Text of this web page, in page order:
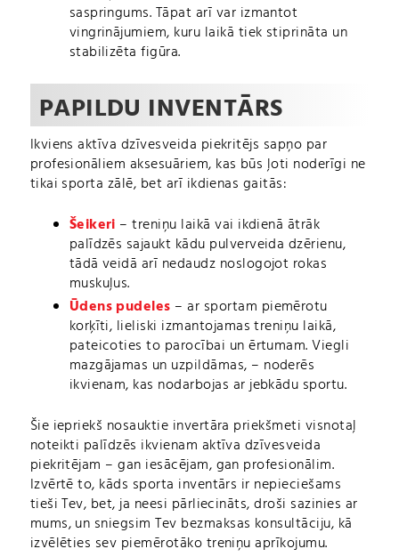
saspringums. Tāpat arī var izmantot
vingrinājumiem, kuru laikā tiek stiprināta un
stabilizēta figūra.
PAPILDU INVENTĀRS
Ikviens aktīva dzīvesveida piekritējs sapņo par
profesionāliem aksesuāriem, kas būs ļoti noderīgi ne
tikai sporta zālē, bet arī ikdienas gaitās:
Šeikeri – treniņu laikā vai ikdienā ātrāk
palīdzēs sajaukt kādu pulverveida dzērienu,
tādā veidā arī nedaudz noslogojot rokas
muskuļus.
Ūdens pudeles – ar sportam piemērotu
korķīti, lieliski izmantojamas treniņu laikā,
pateicoties to parocībai un ērtumam. Viegli
mazgājamas un uzpildāmas, – noderēs
ikvienam, kas nodarbojas ar jebkādu sportu.
Šie iepriekš nosauktie invertāra priekšmeti visnotaļ
noteikti palīdzēs ikvienam aktīva dzīvesveida
piekritējam – gan iesācējam, gan profesionālim.
Izvērtē to, kāds sporta inventārs ir nepieciešams
tieši Tev, bet, ja neesi pārliecināts, droši sazinies ar
mums, un sniegsim Tev bezmaksas konsultāciju, kā
izvēlēties sev piemērotāko treniņu aprīkojumu.